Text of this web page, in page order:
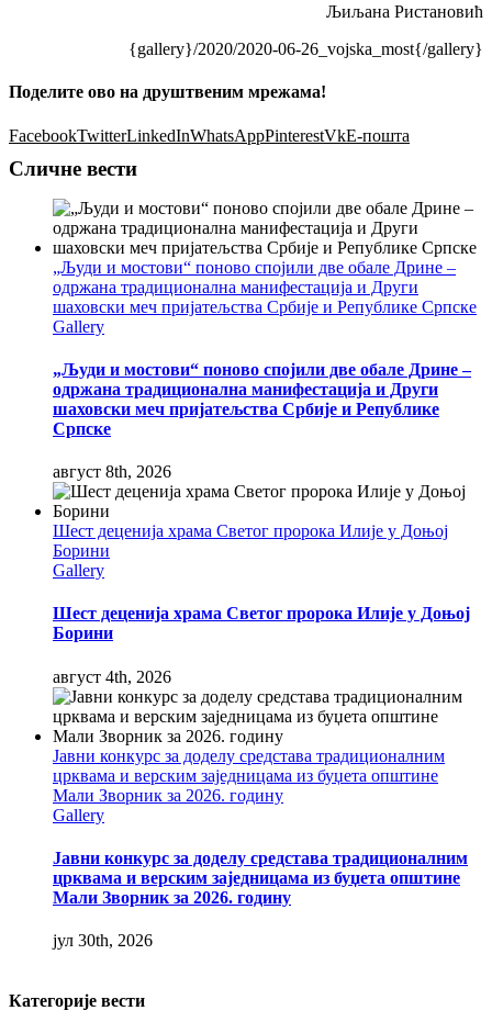
Љиљана Ристановић
{gallery}/2020/2020-06-26_vojska_most{/gallery}
Поделите ово на друштвеним мрежама!
FacebookTwitterLinkedInWhatsAppPinterestVkЕ-пошта
Сличне вести
„Људи и мостови“ поново спојили две обале Дрине –
одржана традиционална манифестација и Други
шаховски меч пријатељства Србије и Републике Српске
Gallery
„Људи и мостови“ поново спојили две обале Дрине –
одржана традиционална манифестација и Други
шаховски меч пријатељства Србије и Републике
Српске
август 8th, 2026
Шест деценија храма Светог пророка Илије у Доњој
Борини
Gallery
Шест деценија храма Светог пророка Илије у Доњој
Борини
август 4th, 2026
Јавни конкурс за доделу средстава традиционалним
црквама и верским заједницама из буџета општине
Мали Зворник за 2026. годину
Gallery
Јавни конкурс за доделу средстава традиционалним
црквама и верским заједницама из буџета општине
Мали Зворник за 2026. годину
јул 30th, 2026
Категорије вести